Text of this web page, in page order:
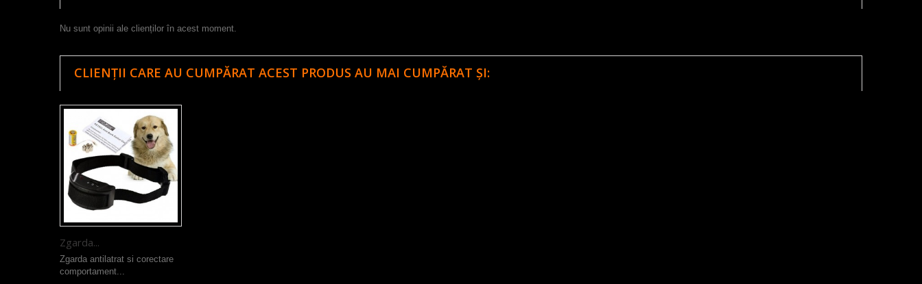
Nu sunt opinii ale clienților în acest moment.
CLIENȚII CARE AU CUMPĂRAT ACEST PRODUS AU MAI CUMPĂRAT ȘI:
Zgarda...
Zgarda antilatrat si corectare
comportament...